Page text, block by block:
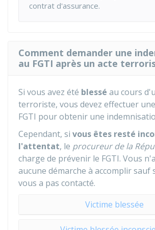
contrat d'assurance.
Comment demander une
au FGTI après un acte
Si vous avez été blessé au cours
terroriste, vous devez effectuer
FGTI pour obtenir une
Cependant, si vous êtes resté
l'attentat, le procureur de la
charge de prévenir le FGTI. Vous
aucune démarche à accomplir sauf
vous a pas contacté.
Victime blessée